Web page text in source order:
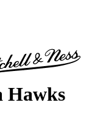
Hawks